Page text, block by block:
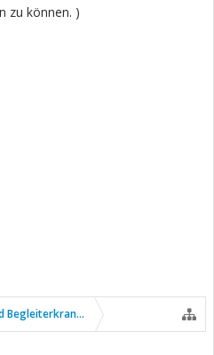
zu können. )
Begleiterkrankungen